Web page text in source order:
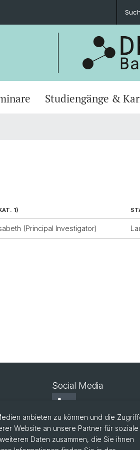
Studiengänge &
1)
(Principal Investigator)
Social Media
Bluesky
anbieten zu können und die
Website an unsere Partner für
Daten zusammen, die Sie ihnen